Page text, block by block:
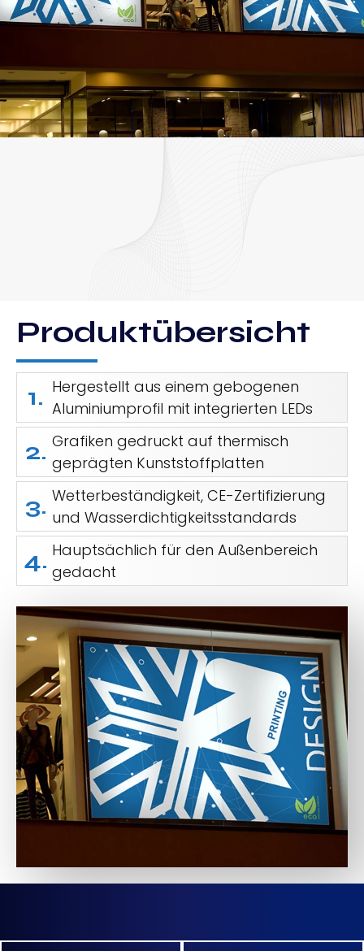
Produktübersicht
1. Hergestellt aus einem gebogenen
Aluminiumprofil mit integrierten LEDs
2. Grafiken gedruckt auf thermisch
geprägten Kunststoffplatten
3. Wetterbeständigkeit, CE-Zertifizierung
und Wasserdichtigkeitsstandards
4. Hauptsächlich für den Außenbereich
gedacht